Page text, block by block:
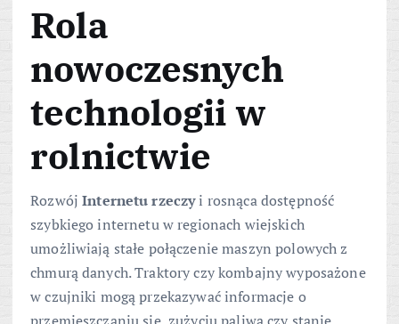
Rola
nowoczesnych
technologii w
rolnictwie
RozwójInternetu rzeczyi rosnąca dostępność
szybkiego internetu w regionach wiejskich
umożliwiają stałe połączenie maszyn polowych z
chmurą danych. Traktory czy kombajny wyposażone
w czujniki mogą przekazywać informacje o